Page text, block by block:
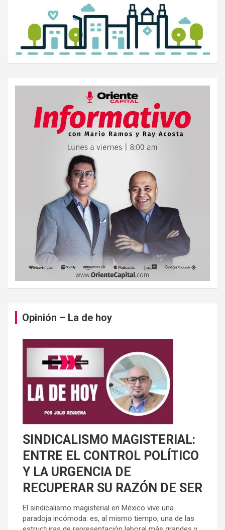
Opinión – La de hoy
SINDICALISMO MAGISTERIAL:
ENTRE EL CONTROL POLÍTICO
Y LA URGENCIA DE
RECUPERAR SU RAZÓN DE SER
El sindicalismo magisterial en México vive una
paradoja incómoda: es, al mismo tiempo, una de las